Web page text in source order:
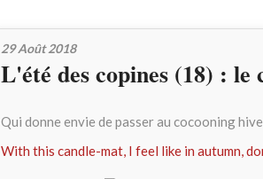
29 Août 2018
L'été des copines (18) :
Qui donne envie de passer au cocooning
With this candle-mat, I feel like in autumn,